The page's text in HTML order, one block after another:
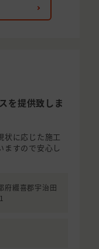
を提供致しま
状に応じた施工
ますので安心し
府綴喜郡宇治田